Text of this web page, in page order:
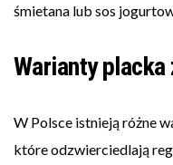
śmietana lub sos
Warianty
W Polsce istnieją różne
które odzwierciedlają